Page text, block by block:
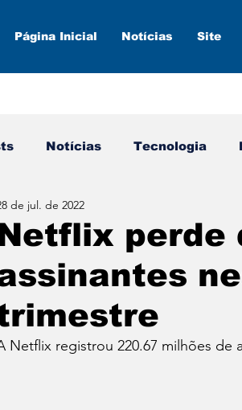
Página Inicial Notícias Site
Notícias Tecnologia
Digital
perde
de jul. de 2022
Netflix registrou 220.67 milhões de